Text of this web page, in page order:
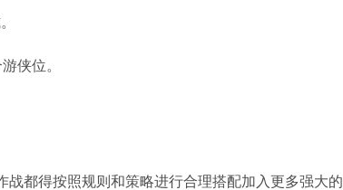
侠位。
都得按照规则和策略进行合理搭配加入更多强大的